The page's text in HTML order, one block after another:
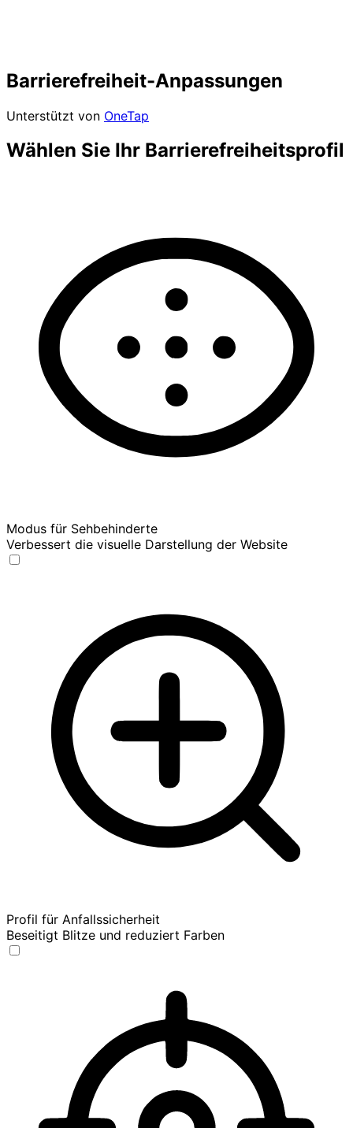
Barrierefreiheit-Anpassungen
Unterstützt von OneTap
Wählen Sie Ihr Barrierefreiheitsprofil
Modus für Sehbehinderte
Verbessert die visuelle Darstellung der Website
Profil für Anfallssicherheit
Beseitigt Blitze und reduziert Farben